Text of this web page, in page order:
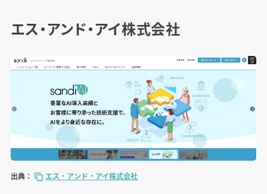
エス・アンド・アイ株式会社
出典： エス・アンド・アイ株式会社